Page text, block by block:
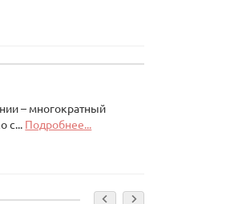
– многократный
с... Подробнее...